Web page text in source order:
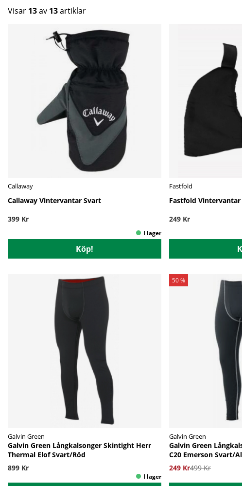
Visar 13av 13artiklar
Callaway
Callaway Vintervantar Svart
399 Kr
Köp!
Fastfold
Fastfold Vintervantar
249 Kr
Galvin Green
Galvin Green Långkalsonger Skintight Herr
Thermal Elof Svart/Röd
899 Kr
50 %
Galvin Green
Galvin Green
C20 Emerson Svart/
249 Kr499 Kr